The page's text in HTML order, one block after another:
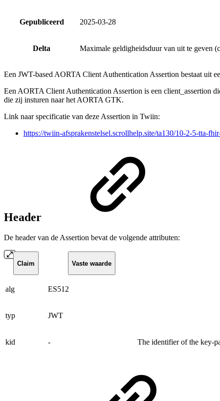
Gepubliceerd 2025-03-28
Delta Maximale geldigheidsduur van uit te geven
Een JWT-based AORTA Client Authentication Assertion bestaat uit
Een AORTA Client Authentication Assertion is een client_assertion
die zij insturen naar het AORTA GTK.
Link naar specificatie van deze Assertion in Twiin:
https://twiin-afsprakenstelsel.scrollhelp.site/ta130/10-2-5-tta-
Header
De header van de Assertion bevat de volgende attributen:
Claim Vaste waarde
alg ES512
typ JWT
kid - The identifier of the key-